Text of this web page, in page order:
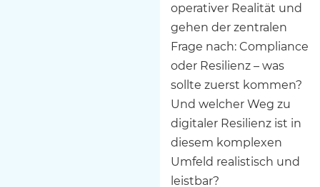
operativer Realität und
gehen der zentralen
Frage nach: Compliance
oder Resilienz – was
sollte zuerst kommen?
Und welcher Weg zu
digitaler Resilienz ist in
diesem komplexen
Umfeld realistisch und
leistbar?